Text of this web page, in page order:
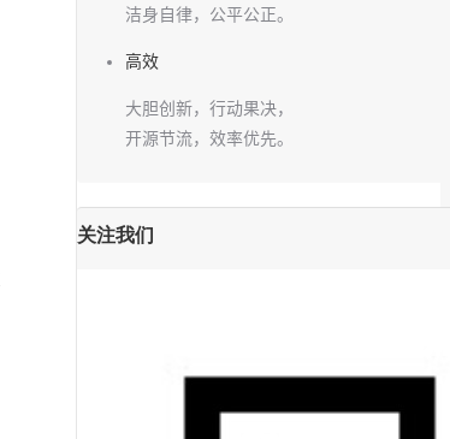
洁身自律，公平公正。
高效
大胆创新，行动果决，
开源节流，效率优先。
关注我们